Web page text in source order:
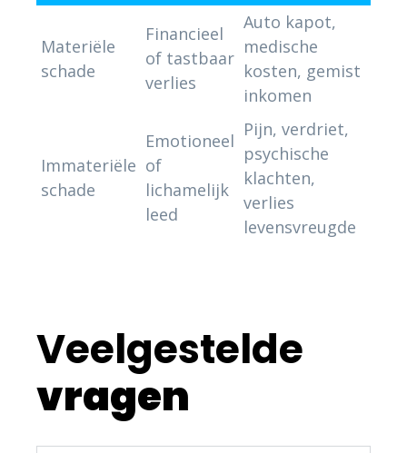
Materiële
schade
Financieel
of tastbaar
verlies
Auto kapot,
medische
kosten, gemist
inkomen
Immateriële
schade
Emotioneel
of
lichamelijk
leed
Pijn, verdriet,
psychische
klachten,
verlies
levensvreugde
Veelgestelde
vragen